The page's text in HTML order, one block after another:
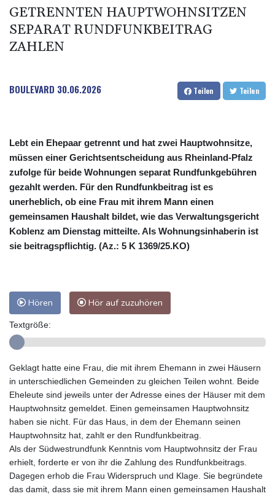
Mindestens zwei Tote bei Bombenexplosion in Kleinbus nahe
Damaskus
Real Madrid verlängert mit Vinicius Jr. bis 2032
GETRENNTEN HAUPTWOHNSITZEN
SEPARAT RUNDFUNKBEITRAG
ZAHLEN
BOULEVARD 30.06.2026 Teilen Teilen
Lebt ein Ehepaar getrennt und hat zwei Hauptwohnsitze,
müssen einer Gerichtsentscheidung aus Rheinland-Pfalz
zufolge für beide Wohnungen separat Rundfunkgebühren
gezahlt werden. Für den Rundfunkbeitrag ist es
unerheblich, ob eine Frau mit ihrem Mann einen
gemeinsamen Haushalt bildet, wie das Verwaltungsgericht
Koblenz am Dienstag mitteilte. Als Wohnungsinhaberin ist
sie beitragspflichtig. (Az.: 5 K 1369/25.KO)
Hören Hör auf zuzuhören
Textgröße:
Geklagt hatte eine Frau, die mit ihrem Ehemann in zwei Häusern
in unterschiedlichen Gemeinden zu gleichen Teilen wohnt. Beide
Eheleute sind jeweils unter der Adresse eines der Häuser mit dem
Hauptwohnsitz gemeldet. Einen gemeinsamen Hauptwohnsitz
haben sie nicht. Für das Haus, in dem der Ehemann seinen
Hauptwohnsitz hat, zahlt er den Rundfunkbeitrag.
Als der Südwestrundfunk Kenntnis vom Hauptwohnsitz der Frau
erhielt, forderte er von ihr die Zahlung des Rundfunkbeitrags.
Dagegen erhob die Frau Widerspruch und Klage. Sie begründete
das damit, dass sie mit ihrem Mann einen gemeinsamen Haushalt